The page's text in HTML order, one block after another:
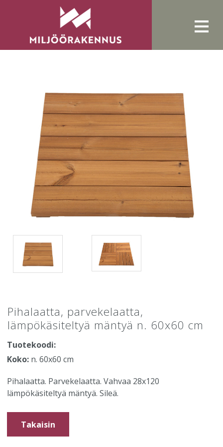
Pihalaatta, parvekelaatta,
lämpökäsiteltyä mäntyä n. 60x60 cm
Tuotekoodi:
Koko: n. 60x60 cm
Pihalaatta. Parvekelaatta. Vahvaa 28x120
lämpökäsiteltyä mäntyä. Sileä.
Takaisin